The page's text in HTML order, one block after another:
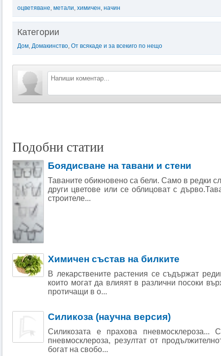
оцветяване, метали, химичен, начин
Категории
Дом, Домакинство, От всякаде и за всекиго по нещо
Подобни статии
Боядисване на тавани и стени
Таваните обикновено са бели. Само в редки
други цветове или се облицоват с
строителе...
Химичен състав на билките
В лекарствените растения се съдържат
които могат да влияят в различни посоки
протичащи в о...
Силикоза (научна версия)
Силикозата е прахова пневмосклероза...
пневмосклероза, резултат от
богат на свобо...